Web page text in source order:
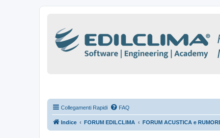
Collegamenti Rapidi FAQ
Indice FORUM EDILCLIMA FORUM ACUSTICA e